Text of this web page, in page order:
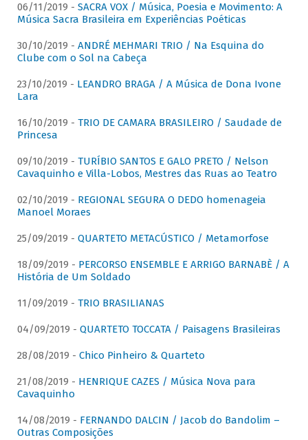
06/11/2019 - SACRA VOX / Música, Poesia e Movimento: A
Música Sacra Brasileira em Experiências Poéticas
30/10/2019 - ANDRÉ MEHMARI TRIO / Na Esquina do
Clube com o Sol na Cabeça
23/10/2019 - LEANDRO BRAGA / A Música de Dona Ivone
Lara
16/10/2019 - TRIO DE CAMARA BRASILEIRO / Saudade de
Princesa
09/10/2019 - TURÍBIO SANTOS E GALO PRETO / Nelson
Cavaquinho e Villa-Lobos, Mestres das Ruas ao Teatro
02/10/2019 - REGIONAL SEGURA O DEDO homenageia
Manoel Moraes
25/09/2019 - QUARTETO METACÚSTICO / Metamorfose
18/09/2019 - PERCORSO ENSEMBLE E ARRIGO BARNABÈ / A
História de Um Soldado
11/09/2019 - TRIO BRASILIANAS
04/09/2019 - QUARTETO TOCCATA / Paisagens Brasileiras
28/08/2019 - Chico Pinheiro & Quarteto
21/08/2019 - HENRIQUE CAZES / Música Nova para
Cavaquinho
14/08/2019 - FERNANDO DALCIN / Jacob do Bandolim –
Outras Composições